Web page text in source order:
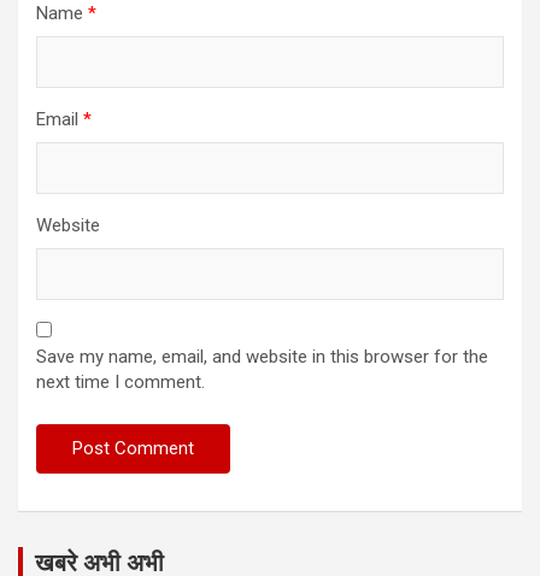
Name *
Email *
Website
Save my name, email, and website in this browser for the
next time I comment.
खबरे अभी अभी